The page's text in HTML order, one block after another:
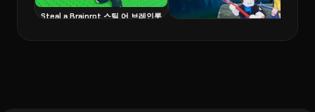
Steal a Brainrot 스틸 어 브레인롯